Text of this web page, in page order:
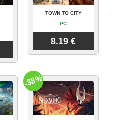
TOWN TO CITY
PC
8.19 €
-38%